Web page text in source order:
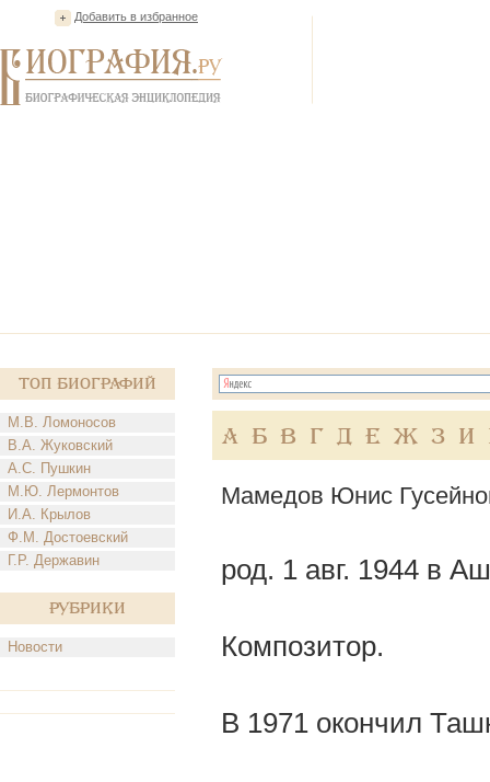
Добавить в избранное
Топ Биографий
М.В. Ломоносов
В.А. Жуковский
А.С. Пушкин
М.Ю. Лермонтов
И.А. Крылов
Ф.М. Достоевский
Г.Р. Державин
Рубрики
Новости
А Б В Г Д Е Ж З И
Мамедов Юнис
род. 1 авг. 1944 в
Композитор.
В 1971 окончил